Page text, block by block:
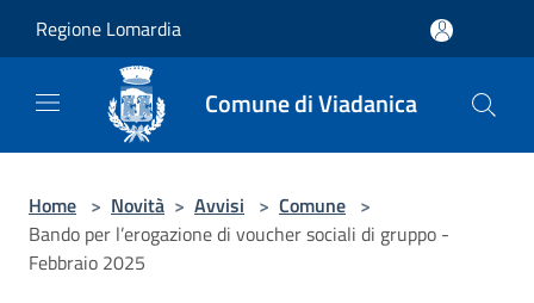
Regione Lomardia
Comune di Viadanica
Home > Novità > Avvisi > Comune >
Bando per l’erogazione di voucher sociali di gruppo -
Febbraio 2025